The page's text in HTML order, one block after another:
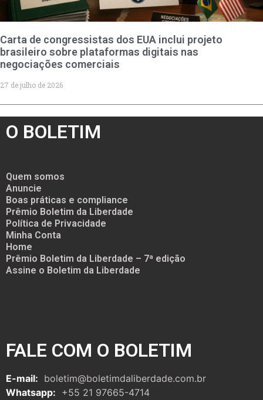
Carta de congressistas dos EUA inclui projeto
brasileiro sobre plataformas digitais nas
negociações comerciais
27 de julho de 2026
O BOLETIM
Quem somos
Anuncie
Boas práticas e compliance
Prêmio Boletim da Liberdade
Política de Privacidade
Minha Conta
Home
Prêmio Boletim da Liberdade – 7ª edição
Assine o Boletim da Liberdade
FALE COM O BOLETIM
E-mail: boletim@boletimdaliberdade.com.br
Whatsapp: +55 21 97665-4714